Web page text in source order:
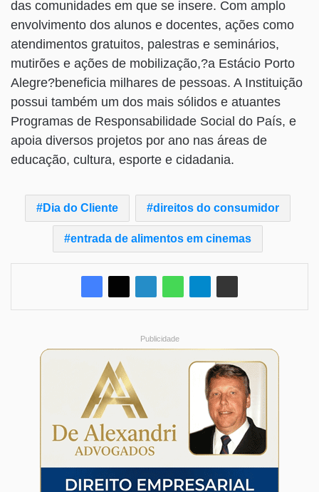
das comunidades em que se insere. Com amplo
envolvimento dos alunos e docentes, ações como
atendimentos gratuitos, palestras e seminários,
mutirões e ações de mobilização,?a Estácio Porto
Alegre?beneficia milhares de pessoas. A Instituição
possui também um dos mais sólidos e atuantes
Programas de Responsabilidade Social do País, e
apoia diversos projetos por ano nas áreas de
educação, cultura, esporte e cidadania.
Dia do Cliente direitos do consumidor
entrada de alimentos em cinemas
Publicidade